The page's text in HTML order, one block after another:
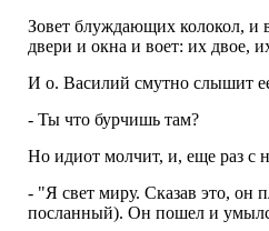
Зовет блуждающих колокол, и
двери и окна и воет: их двое,
И о. Василий смутно слышит
- Ты что бурчишь там?
Но идиот молчит, и, еще раз с
- "Я свет миру. Сказав это, он
посланный). Он пошел и